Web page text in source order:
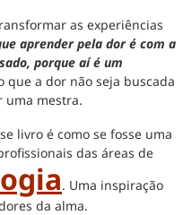
as experiências
aprender pela dor é com a
porque aí é um
que a dor não seja buscada
uma mestra.
livro é como se fosse uma
das áreas de
. Uma inspiração
da alma.